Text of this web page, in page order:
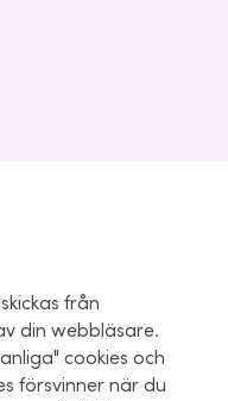
från
din webbläsare.
cookies och
försvinner när du